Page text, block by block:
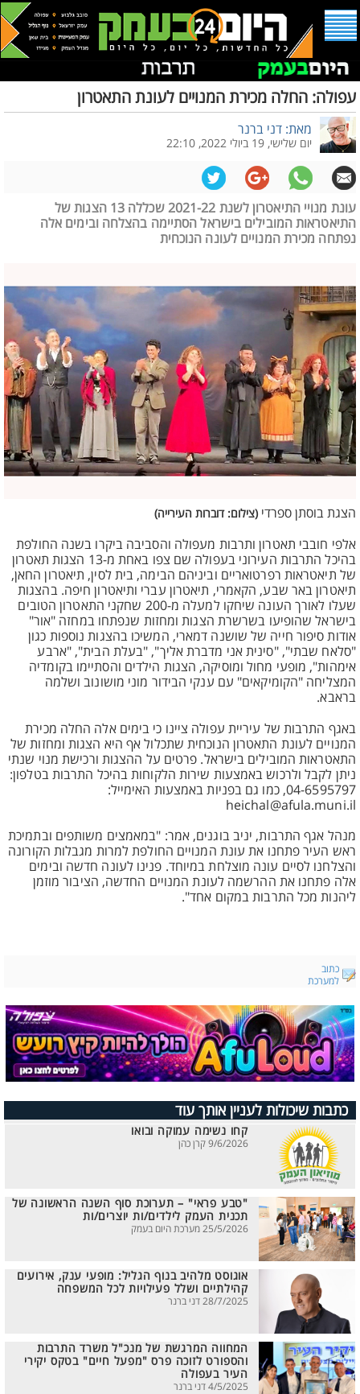
עפולה: החלה מכירת המנויים לעונת התאטרון
מאת: דני ברנר
יום שלישי, 19 ביולי 2022, 22:10
עונת מנויי התיאטרון לשנת 2021-22 שכללה 13 הצגות של
התיאטראות המובילים בישראל הסתיימה בהצלחה ובימים אלה
נפתחה מכירת המנויים לעונה הנוכחית
הצגת בוסתן ספרדי (צילום: דוברות העירייה)
אלפי חובבי תאטרון ותרבות מעפולה והסביבה ביקרו בשנה החולפת
בהיכל התרבות העירוני בעפולה שם צפו באחת מ-13 הצגות תאטרון
של תיאטראות רפרטואריים וביניהם הבימה, בית לסין, תיאטרון החאן,
תיאטרון באר שבע, הקאמרי, תיאטרון עברי ותיאטרון חיפה. בהצגות
שעלו לאורך העונה שיחקו למעלה מ-200 שחקני התאטרון הטובים
בישראל שהופיעו בשרשרת הצגות ומחזות שנפתחו במחזה "אור"
אודות סיפור חייה של שושנה דמארי, המשיכו בהצגות נוספות כגון
"סלאח שבתי", "סינית אני מדברת אליך", "בעלת הבית", "ארבע
אימהות", מופעי מחול ומוסיקה, הצגות הילדים והסתיימו בקומדיה
המצליחה "הקומיקאים" עם ענקי הבידור מוני מושונוב ושלמה
בראבא.
באגף התרבות של עיריית עפולה ציינו כי בימים אלה החלה מכירת
המנויים לעונת התאטרון הנוכחית שתכלול אף היא הצגות ומחזות של
התאטראות המובילים בישראל. פרטים על ההצגות ורכישת מנוי שנתי
ניתן לקבל ולרכוש באמצעות שירות הלקוחות בהיכל התרבות בטלפון:
04-6595797, כמו גם בפניות באמצעות האימייל:
heichal@afula.muni.il
מנהל אגף התרבות, יניב בוגנים, אמר: "במאמצים משותפים ובתמיכת
ראש העיר פתחנו את עונת המנויים החולפת למרות מגבלות הקורונה
והצלחנו לסיים עונה מוצלחת במיוחד. פנינו לעונה חדשה ובימים
אלה פתחנו את ההרשמה לעונת המנויים החדשה, הציבור מוזמן
ליהנות מכל התרבות במקום אחד".
כתוב
למערכת
כתבות שיכולות לעניין אותך עוד
קחו נשימה עמוקה ובואו
9/6/2026 קרן כהן
"טבע פראי" – תערוכת סוף השנה הראשונה של
תכנית העמק לילדים/ות יוצרים/ות
25/5/2026 מערכת היום בעמק
אוגוסט מלהיב בנוף הגליל: מופעי ענק, אירועים
קהילתיים ושלל פעילויות לכל המשפחה
28/7/2025 דני ברנר
המחווה המרגשת של מנכ"ל משרד התרבות
והספורט לזוכה פרס "מפעל חיים" בטקס יקירי
העיר בעפולה
4/5/2025 דני ברנר